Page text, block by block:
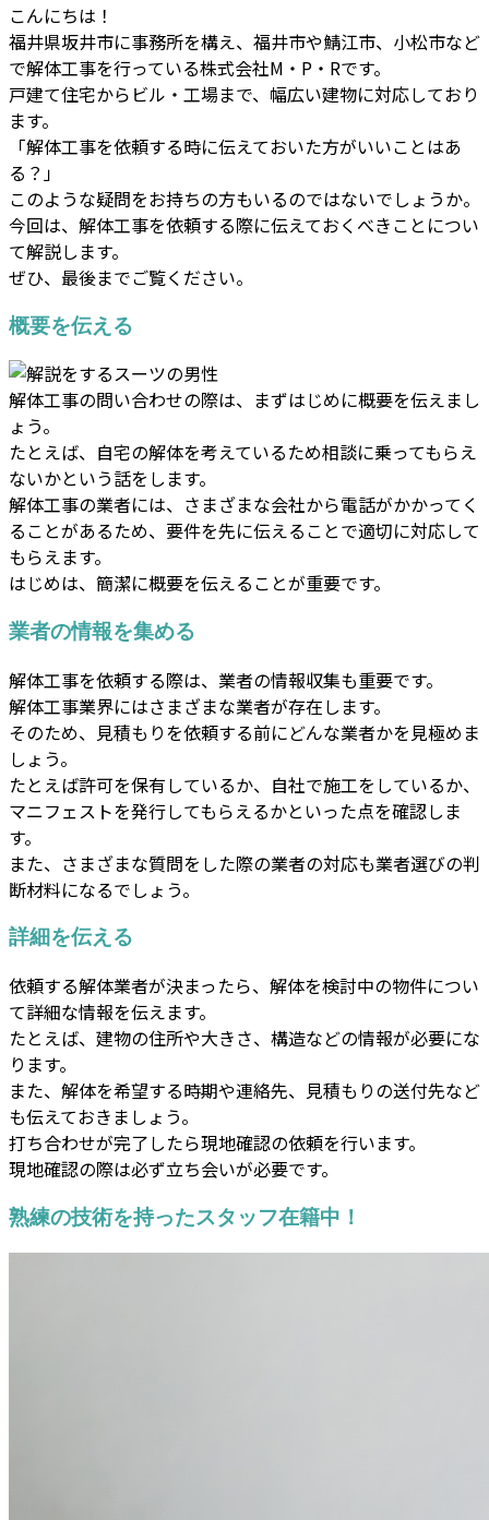
こんにちは！
福井県坂井市に事務所を構え、福井市や鯖江市、小松市など
で解体工事を行っている株式会社M・P・Rです。
戸建て住宅からビル・工場まで、幅広い建物に対応しており
ます。
「解体工事を依頼する時に伝えておいた方がいいことはあ
る？」
このような疑問をお持ちの方もいるのではないでしょうか。
今回は、解体工事を依頼する際に伝えておくべきことについ
て解説します。
ぜひ、最後までご覧ください。
概要を伝える
解体工事の問い合わせの際は、まずはじめに概要を伝えまし
ょう。
たとえば、自宅の解体を考えているため相談に乗ってもらえ
ないかという話をします。
解体工事の業者には、さまざまな会社から電話がかかってく
ることがあるため、要件を先に伝えることで適切に対応して
もらえます。
はじめは、簡潔に概要を伝えることが重要です。
業者の情報を集める
解体工事を依頼する際は、業者の情報収集も重要です。
解体工事業界にはさまざまな業者が存在します。
そのため、見積もりを依頼する前にどんな業者かを見極めま
しょう。
たとえば許可を保有しているか、自社で施工をしているか、
マニフェストを発行してもらえるかといった点を確認しま
す。
また、さまざまな質問をした際の業者の対応も業者選びの判
断材料になるでしょう。
詳細を伝える
依頼する解体業者が決まったら、解体を検討中の物件につい
て詳細な情報を伝えます。
たとえば、建物の住所や大きさ、構造などの情報が必要にな
ります。
また、解体を希望する時期や連絡先、見積もりの送付先など
も伝えておきましょう。
打ち合わせが完了したら現地確認の依頼を行います。
現地確認の際は必ず立ち会いが必要です。
熟練の技術を持ったスタッフ在籍中！